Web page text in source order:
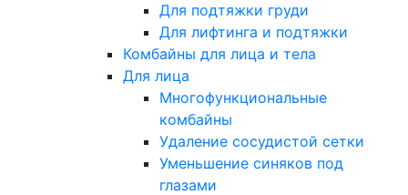
Для подтяжки груди
Для лифтинга и подтяжки
Комбайны для лица и тела
Для лица
Многофункциональные
комбайны
Удаление сосудистой сетки
Уменьшение синяков под
глазами